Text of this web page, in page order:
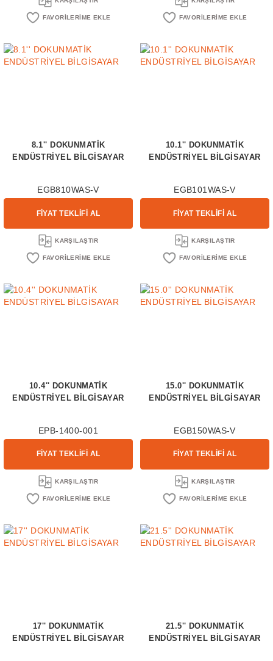
8.1'' DOKUNMATİK
ENDÜSTRİYEL BİLGİSAYAR
EGB810WAS-V
FİYAT TEKLİFİ AL
KARŞILAŞTIR
10.1'' DOKUNMATİK
ENDÜSTRİYEL BİLGİSAYAR
EGB101WAS-V
FİYAT TEKLİFİ AL
KARŞILAŞTIR
10.4'' DOKUNMATİK
ENDÜSTRİYEL BİLGİSAYAR
EPB-1400-001
FİYAT TEKLİFİ AL
KARŞILAŞTIR
15.0'' DOKUNMATİK
ENDÜSTRİYEL BİLGİSAYAR
EGB150WAS-V
FİYAT TEKLİFİ AL
KARŞILAŞTIR
17'' DOKUNMATİK
ENDÜSTRİYEL BİLGİSAYAR
21.5'' DOKUNMATİK
ENDÜSTRİYEL BİLGİSAYAR